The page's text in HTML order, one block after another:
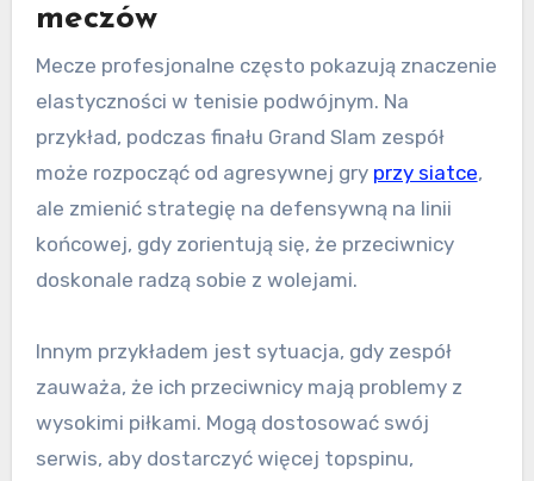
meczów
Mecze profesjonalne często pokazują znaczenie
elastyczności w tenisie podwójnym. Na
przykład, podczas finału Grand Slam zespół
może rozpocząć od agresywnej gry przy siatce,
ale zmienić strategię na defensywną na linii
końcowej, gdy zorientują się, że przeciwnicy
doskonale radzą sobie z wolejami.
Innym przykładem jest sytuacja, gdy zespół
zauważa, że ich przeciwnicy mają problemy z
wysokimi piłkami. Mogą dostosować swój
serwis, aby dostarczyć więcej topspinu,